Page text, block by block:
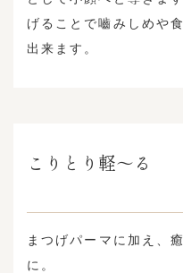
げることで嚙みしめや
出来ます。
こりとり軽～る
まつげパーマに加え、
に。